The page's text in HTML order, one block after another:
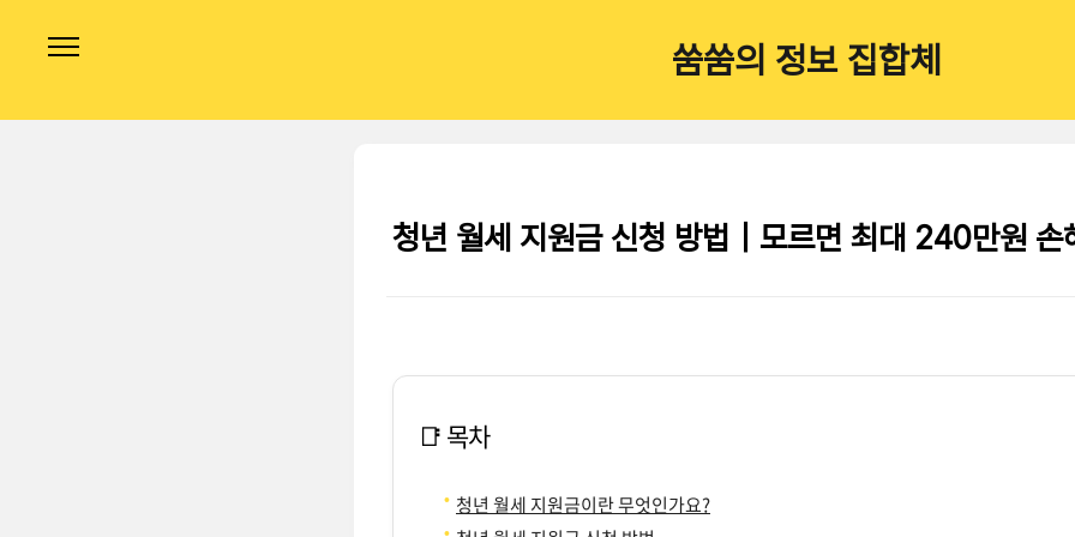
쑴쑴의 정보 집합체
청년 월세 지원금 신청 방법｜모르면 최대 240만원 손
📑 목차
청년 월세 지원금이란 무엇인가요?